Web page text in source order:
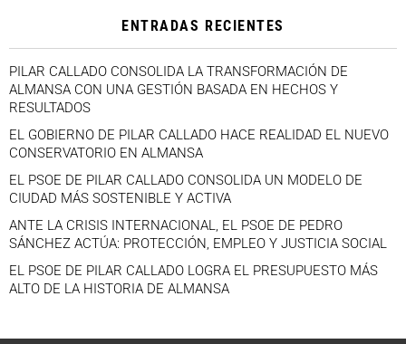
ENTRADAS RECIENTES
PILAR CALLADO CONSOLIDA LA TRANSFORMACIÓN DE
ALMANSA CON UNA GESTIÓN BASADA EN HECHOS Y
RESULTADOS
EL GOBIERNO DE PILAR CALLADO HACE REALIDAD EL NUEVO
CONSERVATORIO EN ALMANSA
EL PSOE DE PILAR CALLADO CONSOLIDA UN MODELO DE
CIUDAD MÁS SOSTENIBLE Y ACTIVA
ANTE LA CRISIS INTERNACIONAL, EL PSOE DE PEDRO
SÁNCHEZ ACTÚA: PROTECCIÓN, EMPLEO Y JUSTICIA SOCIAL
EL PSOE DE PILAR CALLADO LOGRA EL PRESUPUESTO MÁS
ALTO DE LA HISTORIA DE ALMANSA